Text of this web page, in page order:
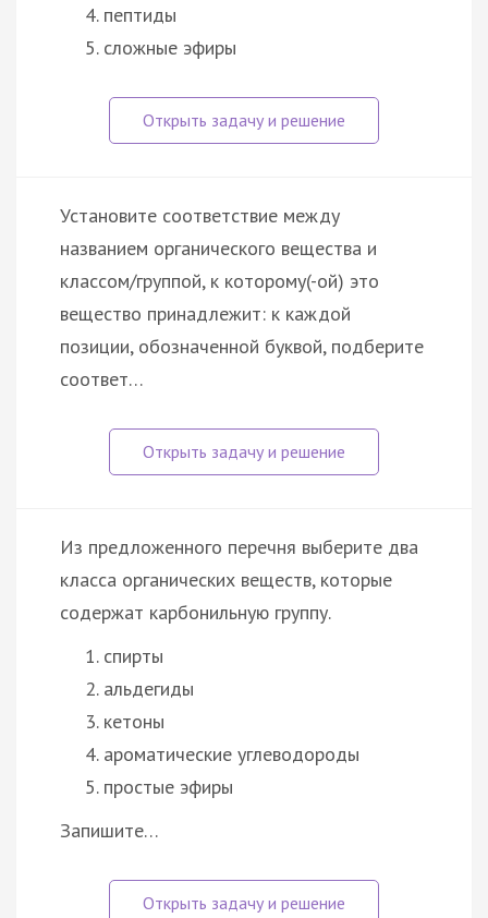
пептиды
сложные эфиры
Установите соответствие между
названием органического вещества и
классом/группой, к которому(-ой) это
вещество принадлежит: к каждой
позиции, обозначенной буквой, подберите
соответ…
Из предложенного перечня выберите два
класса органических веществ, которые
содержат карбонильную группу.
спирты
альдегиды
кетоны
ароматические углеводороды
простые эфиры
Запишите…